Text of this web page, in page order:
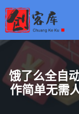
饿了么全自
作简单无需